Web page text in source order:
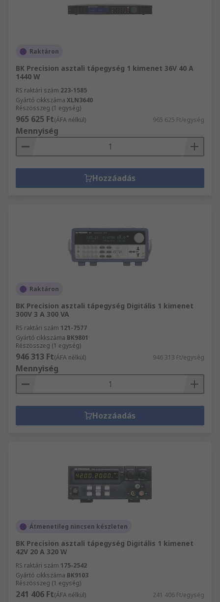
Raktáron
BK Precision asztali tápegység 1 kimenet 36V 40 A
1440 W
RS raktári szám 223-1585
Gyártó cikkszáma XLN3640
Részösszeg (1 egység)
965 625 Ft(ÁFA nélkül) 965 625 Ft/egység
Mennyiség
Hozzáadás
Raktáron
BK Precision asztali tápegység Digitális 1 kimenet
300V 3 A 300 VA
RS raktári szám 121-7577
Gyártó cikkszáma BK9801
Részösszeg (1 egység)
946 313 Ft(ÁFA nélkül) 946 313 Ft/egység
Mennyiség
Hozzáadás
Átmenetileg nincsen készleten
BK Precision asztali tápegység Digitális 1 kimenet
42V 20 A 320 W
RS raktári szám 175-2542
Gyártó cikkszáma BK9103
Részösszeg (1 egység)
241 406 Ft(ÁFA nélkül) 241 406 Ft/egység